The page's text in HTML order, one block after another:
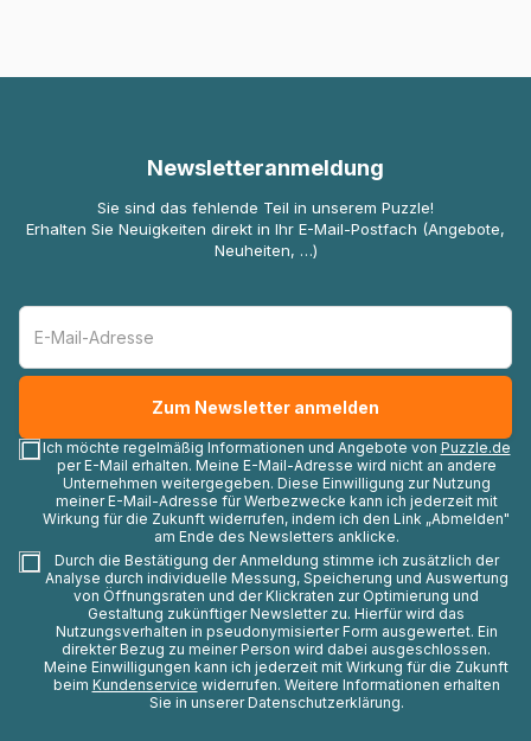
Newsletteranmeldung
Sie sind das fehlende Teil in unserem Puzzle!
Erhalten Sie Neuigkeiten direkt in Ihr E-Mail-Postfach (Angebote,
Neuheiten, …)
Ich möchte regelmäßig Informationen und Angebote von Puzzle.de
per E-Mail erhalten. Meine E-Mail-Adresse wird nicht an andere
Unternehmen weitergegeben. Diese Einwilligung zur Nutzung
meiner E-Mail-Adresse für Werbezwecke kann ich jederzeit mit
Wirkung für die Zukunft widerrufen, indem ich den Link „Abmelden"
am Ende des Newsletters anklicke.
Durch die Bestätigung der Anmeldung stimme ich zusätzlich der
Analyse durch individuelle Messung, Speicherung und Auswertung
von Öffnungsraten und der Klickraten zur Optimierung und
Gestaltung zukünftiger Newsletter zu. Hierfür wird das
Nutzungsverhalten in pseudonymisierter Form ausgewertet. Ein
direkter Bezug zu meiner Person wird dabei ausgeschlossen.
Meine Einwilligungen kann ich jederzeit mit Wirkung für die Zukunft
beim Kundenservice widerrufen. Weitere Informationen erhalten
Sie in unserer Datenschutzerklärung.